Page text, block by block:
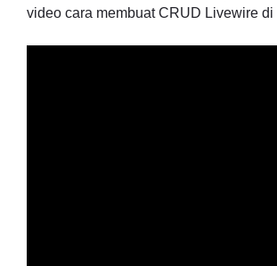
video cara membuat CRUD Livewire di